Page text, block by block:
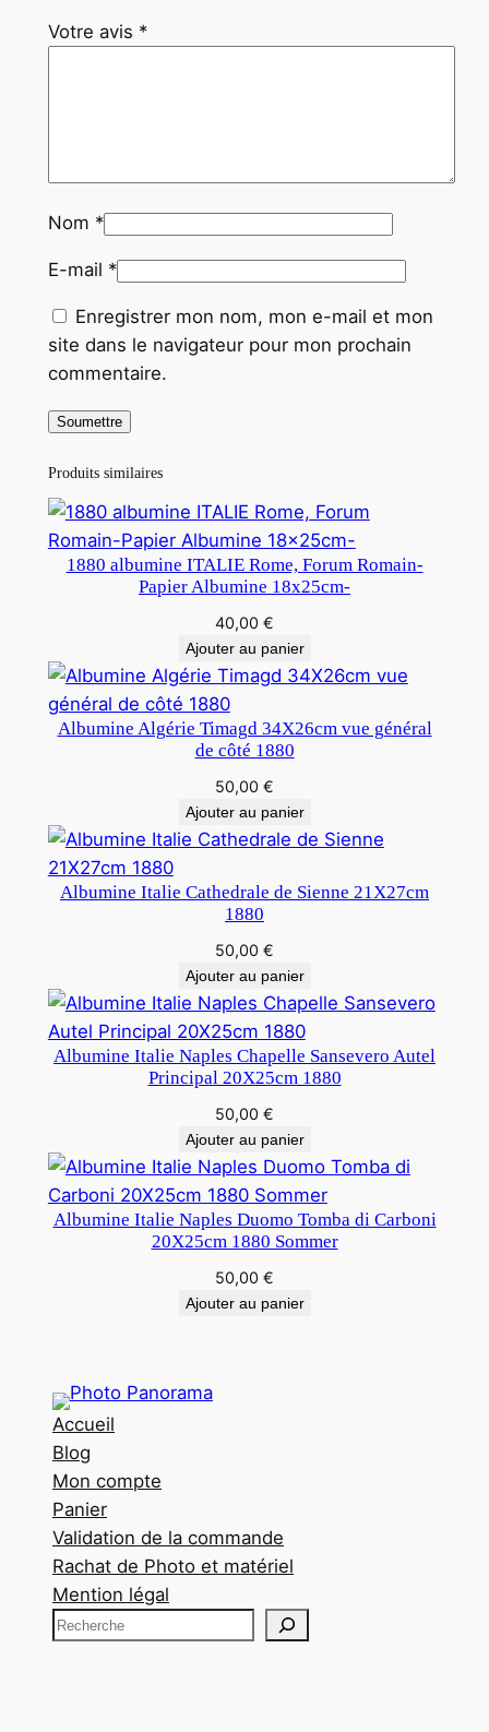
Votre avis *
Nom *
E-mail *
Enregistrer mon nom, mon e-mail et mon
site dans le navigateur pour mon prochain
commentaire.
Produits similaires
1880 albumine ITALIE Rome, Forum Romain-
Papier Albumine 18x25cm-
40,00 €
Ajouter au panier
Albumine Algérie Timagd 34X26cm vue général
de côté 1880
50,00 €
Ajouter au panier
Albumine Italie Cathedrale de Sienne 21X27cm
1880
50,00 €
Ajouter au panier
Albumine Italie Naples Chapelle Sansevero Autel
Principal 20X25cm 1880
50,00 €
Ajouter au panier
Albumine Italie Naples Duomo Tomba di Carboni
20X25cm 1880 Sommer
50,00 €
Ajouter au panier
Accueil
Blog
Mon compte
Panier
Validation de la commande
Rachat de Photo et matériel
Mention légal
R